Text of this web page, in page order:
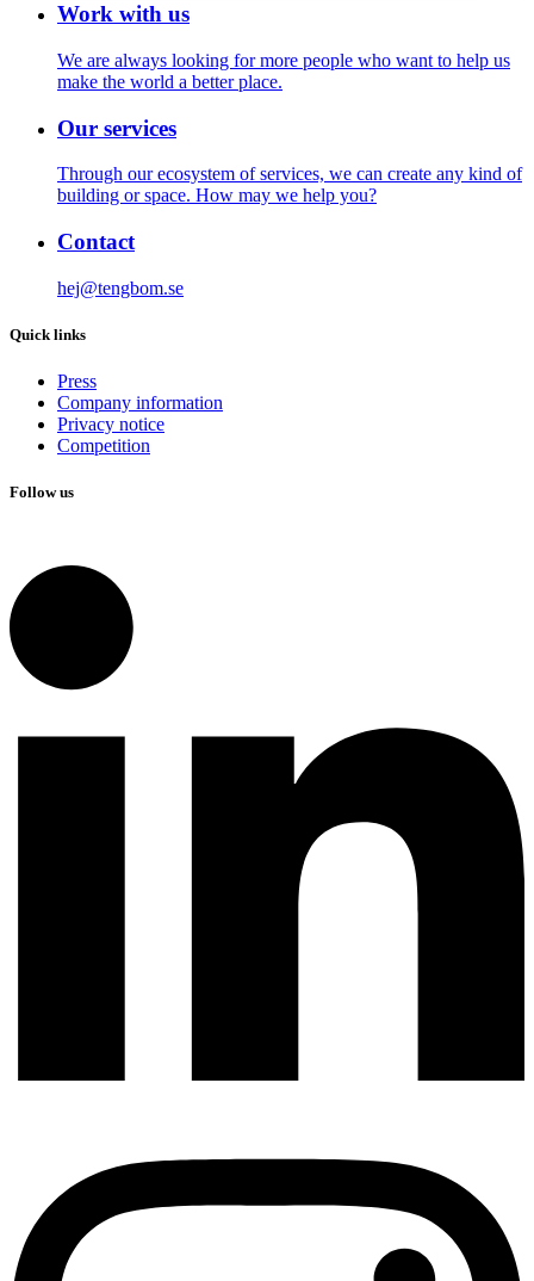
Work with us
We are always looking for more people who want to help us
make the world a better place.
Our services
Through our ecosystem of services, we can create any kind of
building or space. How may we help you?
Contact
hej@tengbom.se
Quick links
Press
Company information
Privacy notice
Competition
Follow us